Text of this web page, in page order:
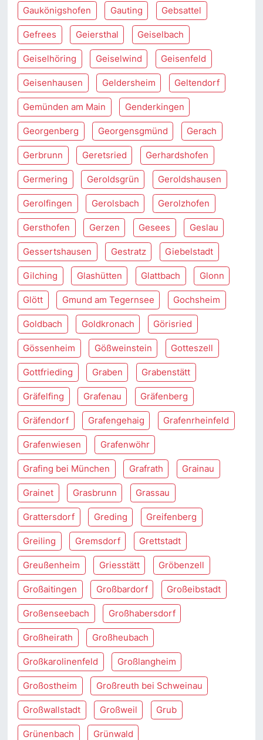
Gaukönigshofen Gauting Gebsattel
Gefrees Geiersthal Geiselbach
Geiselhöring Geiselwind Geisenfeld
Geisenhausen Geldersheim Geltendorf
Gemünden am Main Genderkingen
Georgenberg Georgensgmünd Gerach
Gerbrunn Geretsried Gerhardshofen
Germering Geroldsgrün Geroldshausen
Gerolfingen Gerolsbach Gerolzhofen
Gersthofen Gerzen Gesees Geslau
Gessertshausen Gestratz Giebelstadt
Gilching Glashütten Glattbach Glonn
Glött Gmund am Tegernsee Gochsheim
Goldbach Goldkronach Görisried
Gössenheim Gößweinstein Gotteszell
Gottfrieding Graben Grabenstätt
Gräfelfing Grafenau Gräfenberg
Gräfendorf Grafengehaig Grafenrheinfeld
Grafenwiesen Grafenwöhr
Grafing bei München Grafrath Grainau
Grainet Grasbrunn Grassau
Grattersdorf Greding Greifenberg
Greiling Gremsdorf Grettstadt
Greußenheim Griesstätt Gröbenzell
Großaitingen Großbardorf Großeibstadt
Großenseebach Großhabersdorf
Großheirath Großheubach
Großkarolinenfeld Großlangheim
Großostheim Großreuth bei Schweinau
Großwallstadt Großweil Grub
Grünenbach Grünwald